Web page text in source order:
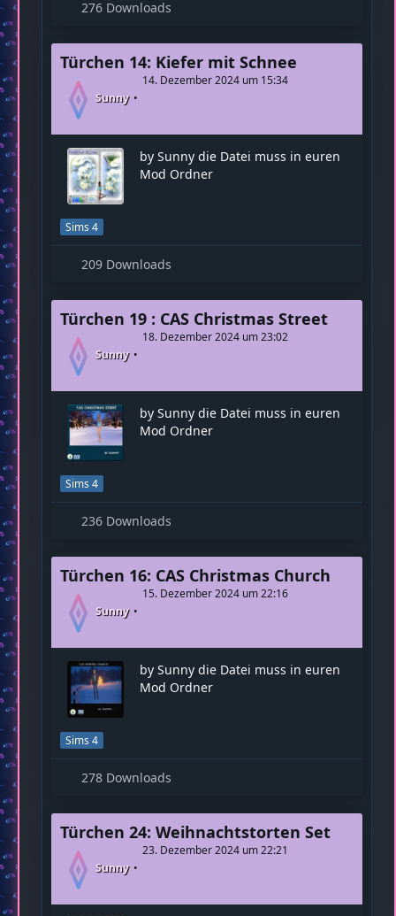
276 Downloads
Türchen 14: Kiefer mit Schnee
Sunny
14. Dezember 2024 um 15:34
by Sunny die Datei muss in euren
Mod Ordner
Sims 4
209 Downloads
Türchen 19 : CAS Christmas Street
Sunny
18. Dezember 2024 um 23:02
by Sunny die Datei muss in euren
Mod Ordner
Sims 4
236 Downloads
Türchen 16: CAS Christmas Church
Sunny
15. Dezember 2024 um 22:16
by Sunny die Datei muss in euren
Mod Ordner
Sims 4
278 Downloads
Türchen 24: Weihnachtstorten Set
Sunny
23. Dezember 2024 um 22:21